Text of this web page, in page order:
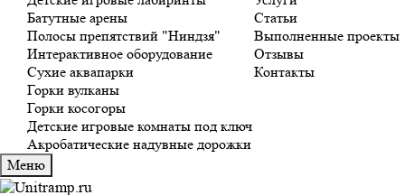
Батутные арены
Полосы препятствий "Ниндзя"
Интерактивное оборудование
Сухие аквапарки
Горки вулканы
Горки косогоры
Детские игровые комнаты под ключ
Акробатические надувные дорожки
Статьи
Выполненные проекты
Отзывы
Контакты
Меню